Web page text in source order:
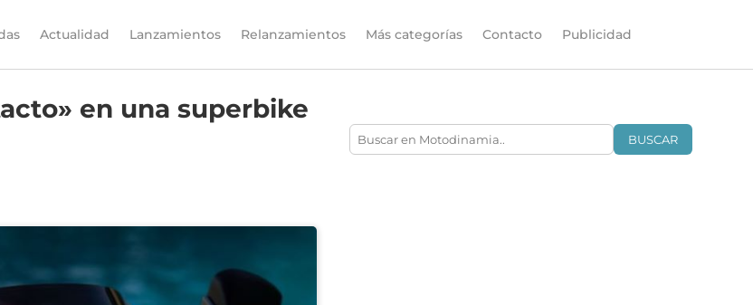
Actualidad Lanzamientos Relanzamientos Más categorías Contacto Publicidad
en una superbike
BUSCAR